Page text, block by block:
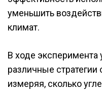
уменьшить
климат.
В ходе эксперимента
различные
измеряя, сколько